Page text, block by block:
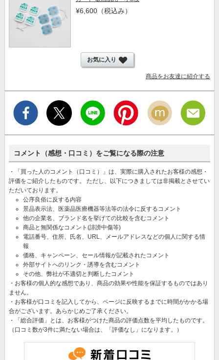
¥6,600（税込み）
お気に入り
商品をお友達に紹介する
コメント（感想・口コミ）をご覧になる際の注意
・「買った人のコメント（口コミ）」は、実際に購入されたお客様の感想・
評価をご紹介したものです。 ただし、以下につきましては非掲載とさせてい
ただいております。
公序良俗に反する内容
景品表示法、医薬品医療機器等法等の法令に反するコメント
他の企業名、ブランド名を挙げての比較を含むコメント
商品と無関係なコメント(誹謗中傷等)
電話番号、住所、氏名、URL、メールアドレスなどの個人に関する情
報
価格、キャンペーン、セール情報が記載されたコメント
外部サイトへのリンク・誘導を含むコメント
その他、弊社が不適切と判断したコメント
・お客様の個人的な感想であり、商品の効果や性能を保証するものではあり
ません。
・お客様が口コミを記入してから、ページに反映するまでに時間がかかる場
合がございます。あらかじめご了承ください。
・「総合評価」とは、お客様がつけた商品の評価点数を平均したものです。
（口コミ数が3件に満たない場合は、「評価なし」になります。）